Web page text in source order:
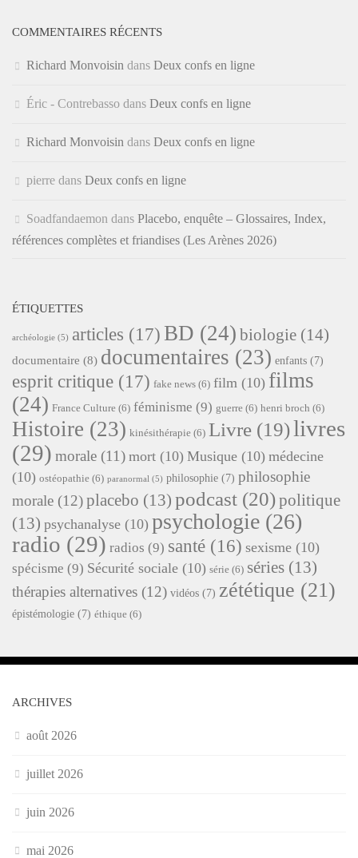
COMMENTAIRES RÉCENTS
Richard Monvoisin dans Deux confs en ligne
Éric - Contrebasso dans Deux confs en ligne
Richard Monvoisin dans Deux confs en ligne
pierre dans Deux confs en ligne
Soadfandaemon dans Placebo, enquête – Glossaires, Index,
références complètes et friandises (Les Arènes 2026)
ÉTIQUETTES
archéologie (5) articles (17) BD (24) biologie (14)
documentaire (8) documentaires (23) enfants (7)
esprit critique (17) fake news (6) film (10) films
(24) France Culture (6) féminisme (9) guerre (6) henri broch (6)
Histoire (23) kinésithérapie (6) Livre (19)livres
(29) morale (11) mort (10) Musique (10) médecine
(10) ostéopathie (6) paranormal (5) philosophie (7) philosophie
morale (12)placebo (13) podcast (20)politique
(13) psychanalyse (10) psychologie (26)
radio (29) radios (9) santé (16) sexisme (10)
spécisme (9) Sécurité sociale (10) série (6) séries (13)
thérapies alternatives (12) vidéos (7) zététique (21)
épistémologie (7) éthique (6)
ARCHIVES
août 2026
juillet 2026
juin 2026
mai 2026